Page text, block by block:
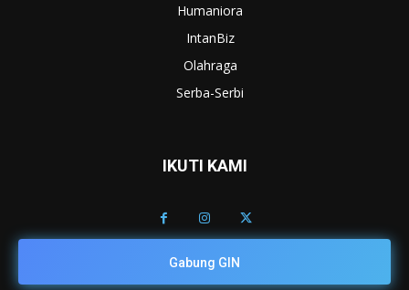
Humaniora
IntanBiz
Olahraga
Serba-Serbi
IKUTI KAMI
Gabung GIN